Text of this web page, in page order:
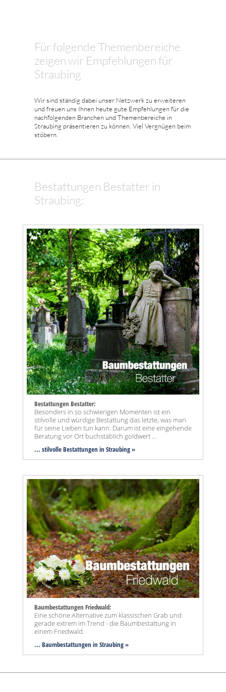
Für folgende Themenbereiche
zeigen wir Empfehlungen für
Straubing
Wir sind ständig dabei unser Netzwerk zu erweiteren
und freuen uns Ihnen heute gute Empfehlungen für die
nachfolgenden Branchen und Themenbereiche in
Straubing präsentieren zu können. Viel Vergnügen beim
stöbern.
Bestattungen Bestatter in
Straubing:
Bestattungen Bestatter:
Besonders in so schwierigen Momenten ist ein
stilvolle und würdige Bestattung das letzte, was man
für seine Lieben tun kann. Darum ist eine eingehende
Beratung vor Ort buchstäblich goldwert ...
... stilvolle Bestattungen in Straubing »
Baumbestattungen Friedwald:
Eine schöne Alternative zum klassischen Grab und
gerade extrem im Trend - die Baumbestattung in
einem Friedwald.
... Baumbestattungen in Straubing »